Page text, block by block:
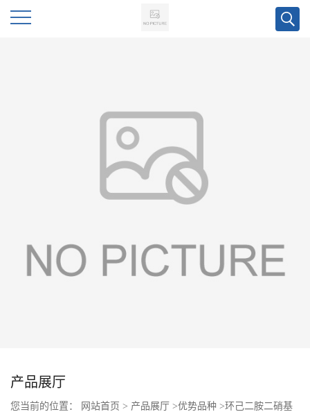
动
产品展厅
您当前的位置： 网站首页 > 产品展厅 >优势品种 >环己二胺二硝基